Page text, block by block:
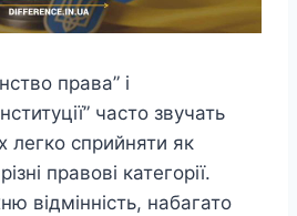
права” і
часто звучать
легко сприйняти як
правові категорії.
відмінність, набагато